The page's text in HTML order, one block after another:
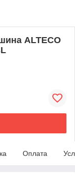
ALTECO
Оплата